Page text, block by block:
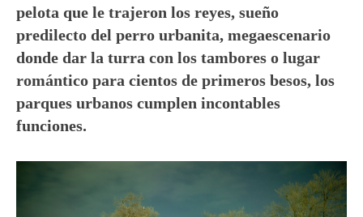
pelota que le trajeron los reyes, sueño
predilecto del perro urbanita, megaescenario
donde dar la turra con los tambores o lugar
romántico para cientos de primeros besos, los
parques urbanos cumplen incontables
funciones.